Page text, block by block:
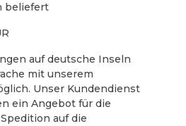
beliefert
auf deutsche Inseln
mit unserem
Unser Kundendienst
ein Angebot für die
auf die